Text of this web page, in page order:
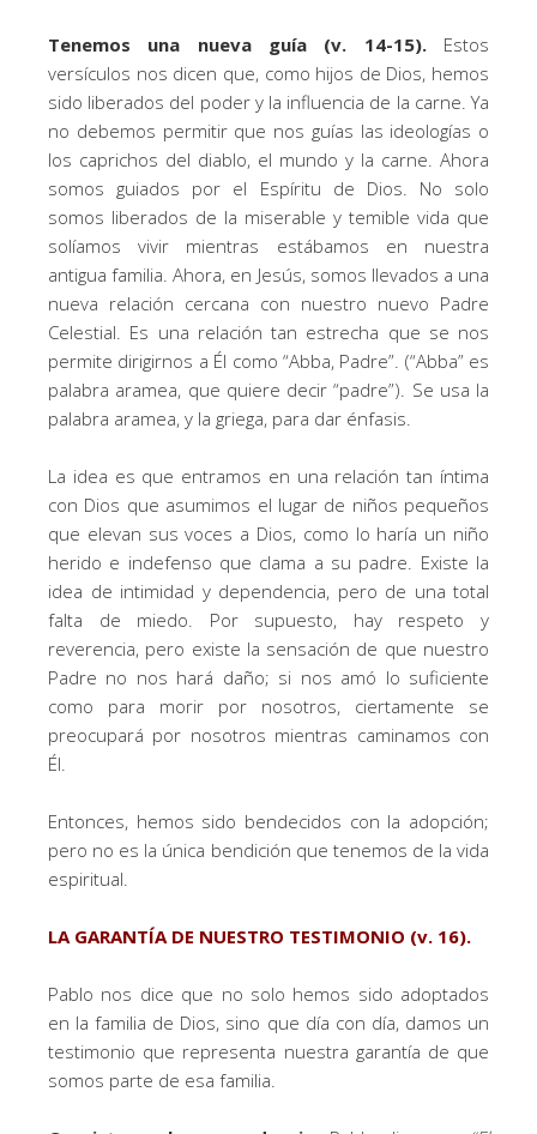
Tenemos una nueva guía (v. 14-15).Estos
versículos nos dicen que, como hijos de Dios, hemos
sido liberados del poder y la influencia de la carne. Ya
no debemos permitir que nos guías las ideologías o
los caprichos del diablo, el mundo y la carne. Ahora
somos guiados por el Espíritu de Dios. No solo
somos liberados de la miserable y temible vida que
solíamos vivir mientras estábamos en nuestra
antigua familia. Ahora, en Jesús, somos llevados a una
nueva relación cercana con nuestro nuevo Padre
Celestial. Es una relación tan estrecha que se nos
permite dirigirnos a Él como “Abba, Padre”. (“Abba” es
palabra aramea, que quiere decir “padre”). Se usa la
palabra aramea, y la griega, para dar énfasis.
La idea es que entramos en una relación tan íntima
con Dios que asumimos el lugar de niños pequeños
que elevan sus voces a Dios, como lo haría un niño
herido e indefenso que clama a su padre. Existe la
idea de intimidad y dependencia, pero de una total
falta de miedo. Por supuesto, hay respeto y
reverencia, pero existe la sensación de que nuestro
Padre no nos hará daño; si nos amó lo suficiente
como para morir por nosotros, ciertamente se
preocupará por nosotros mientras caminamos con
Él.
Entonces, hemos sido bendecidos con la adopción;
pero no es la única bendición que tenemos de la vida
espiritual.
LA GARANTÍA DE NUESTRO TESTIMONIO (v. 16).
Pablo nos dice que no solo hemos sido adoptados
en la familia de Dios, sino que día con día, damos un
testimonio que representa nuestra garantía de que
somos parte de esa familia.